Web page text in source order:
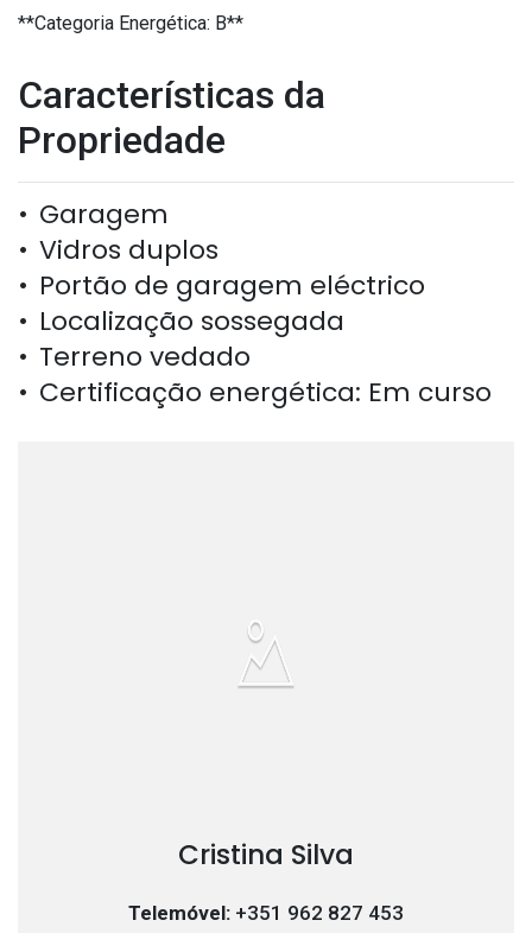
**Categoria Energética: B**
Características da
Propriedade
Garagem
Vidros duplos
Portão de garagem eléctrico
Localização sossegada
Terreno vedado
Certificação energética: Em curso
Cristina Silva
Telemóvel: +351 962 827 453